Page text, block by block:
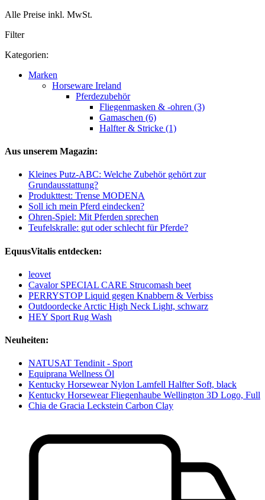
Alle Preise inkl. MwSt.
Filter
Kategorien:
Marken
Horseware Ireland
Pferdezubehör
Fliegenmasken & -ohren (3)
Gamaschen (6)
Halfter & Stricke (1)
Aus unserem Magazin:
Kleines Putz-ABC: Welche Zubehör gehört zur
Grundausstattung?
Produkttest: Trense MODENA
Soll ich mein Pferd eindecken?
Ohren-Spiel: Mit Pferden sprechen
Teufelskralle: gut oder schlecht für Pferde?
EquusVitalis entdecken:
leovet
Cavalor SPECIAL CARE Strucomash beet
PERRYSTOP Liquid gegen Knabbern & Verbiss
Outdoordecke Arctic High Neck Light, schwarz
HEY Sport Rug Wash
Neuheiten:
NATUSAT Tendinit - Sport
Equiprana Wellness Öl
Kentucky Horsewear Nylon Lamfell Halfter Soft, black
Kentucky Horsewear Fliegenhaube Wellington 3D Logo, Full
Chia de Gracia Leckstein Carbon Clay